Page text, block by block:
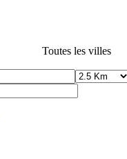
Toutes les villes